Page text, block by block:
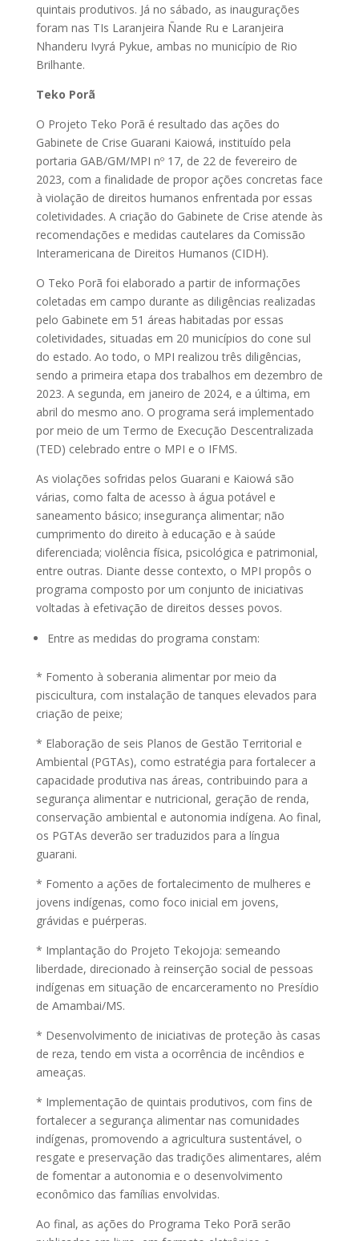
quintais produtivos. Já no sábado, as inaugurações
foram nas TIs Laranjeira Ñande Ru e Laranjeira
Nhanderu Ivyrá Pykue, ambas no município de Rio
Brilhante.
Teko Porã
O Projeto Teko Porã​​ é resultado das ações do
Gabinete de Crise Guarani Kaiowá, instituído pela
portaria GAB/GM/MPI nº 17, de 22 de fevereiro de
2023, com a finalidade de propor ações concretas face
à violação de direitos humanos enfrentada por essas
coletividades. A criação do Gabinete de Crise atende às
recomendações e medidas cautelares da Comissão
Interamericana de Direitos Humanos (CIDH).
O Teko Porã foi elaborado a partir de informações
coletadas em campo durante as diligências realizadas
pelo Gabinete em 51 áreas habitadas por essas
coletividades, situadas em 20 municípios do cone sul
do estado. Ao todo, o MPI realizou três diligências,
sendo a primeira etapa dos trabalhos em dezembro de
2023. A segunda, em janeiro de 2024, e a última, em
abril do mesmo ano. O programa será implementado
por meio de um Termo de Execução Descentralizada
(TED) celebrado entre o MPI e o IFMS.
As violações sofridas pelos Guarani e Kaiowá são
várias, como falta de acesso à água potável e
saneamento básico; insegurança alimentar; não
cumprimento do direito à educação e à saúde
diferenciada; violência física, psicológica e patrimonial,
entre outras. Diante desse contexto, o MPI propôs o
programa composto por um conjunto de iniciativas
voltadas à efetivação de direitos desses povos.
Entre as medidas do programa constam:
* Fomento à soberania alimentar por meio da
piscicultura, com instalação de tanques elevados para
criação de peixe;
* Elaboração de seis Planos de Gestão Territorial e
Ambiental (PGTAs), como estratégia para fortalecer a
capacidade produtiva nas áreas, contribuindo para a
segurança alimentar e nutricional, geração de renda,
conservação ambiental e autonomia indígena. Ao final,
os PGTAs deverão ser traduzidos para a língua
guarani.
* Fomento a ações de fortalecimento de mulheres e
jovens indígenas, como foco inicial em jovens,
grávidas e puérperas.
* Implantação do Projeto Tekojoja: semeando
liberdade, direcionado à reinserção social de pessoas
indígenas em situação de encarceramento no Presídio
de Amambai/MS.
* Desenvolvimento de iniciativas de proteção às casas
de reza, tendo em vista a ocorrência de incêndios e
ameaças.
* Implementação de quintais produtivos, com fins de
fortalecer a segurança alimentar nas comunidades
indígenas, promovendo a agricultura sustentável, o
resgate e preservação das tradições alimentares, além
de fomentar a autonomia e o desenvolvimento
econômico das famílias envolvidas.
Ao final, as ações do Programa Teko Porã serão